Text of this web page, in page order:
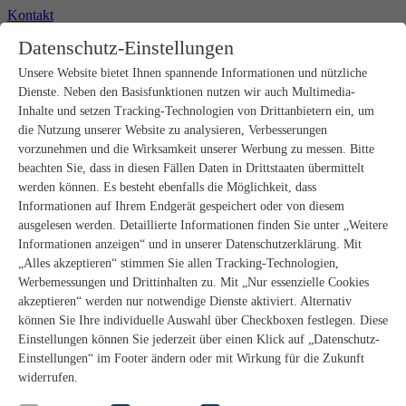
Kontakt
Produkte
Rohbau
Estrichverlegung
Untergrundvorbereitung
Bodenspachtelmassen
Abdichtungen
Fliesenkleber
Fugenmörtel
Fugendichtstoffe
Natursteinverlegung
Bodenbelags- und Parkettklebstoffe
Wandspachtelmassen
Werkzeug
Zubehör
PANDOMO
wedi Produkte
Marine Produkte
Service
Datenschutz-Einstellungen
Unsere Website bietet Ihnen spannende Informationen und nützliche
Dienste. Neben den Basisfunktionen nutzen wir auch Multimedia-
Inhalte und setzen Tracking-Technologien von Drittanbietern ein, um
die Nutzung unserer Website zu analysieren, Verbesserungen
vorzunehmen und die Wirksamkeit unserer Werbung zu messen. Bitte
beachten Sie, dass in diesen Fällen Daten in Drittstaaten übermittelt
werden können. Es besteht ebenfalls die Möglichkeit, dass
Informationen auf Ihrem Endgerät gespeichert oder von diesem
ausgelesen werden. Detaillierte Informationen finden Sie unter „Weitere
Informationen anzeigen“ und in unserer Datenschutzerklärung. Mit
„Alles akzeptieren“ stimmen Sie allen Tracking-Technologien,
Werbemessungen und Drittinhalten zu. Mit „Nur essenzielle Cookies
akzeptieren“ werden nur notwendige Dienste aktiviert. Alternativ
können Sie Ihre individuelle Auswahl über Checkboxen festlegen. Diese
Einstellungen können Sie jederzeit über einen Klick auf „Datenschutz-
Einstellungen“ im Footer ändern oder mit Wirkung für die Zukunft
widerrufen.